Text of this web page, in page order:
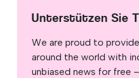
Unterstützen Sie
We are proud to
around the world with
unbiased news for free